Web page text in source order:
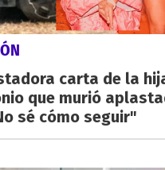
carta de la
que murió
sé cómo seguir"